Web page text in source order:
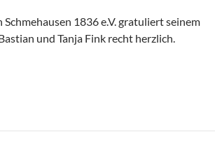
1836 e.V. gratuliert seinem
und Tanja Fink recht herzlich.